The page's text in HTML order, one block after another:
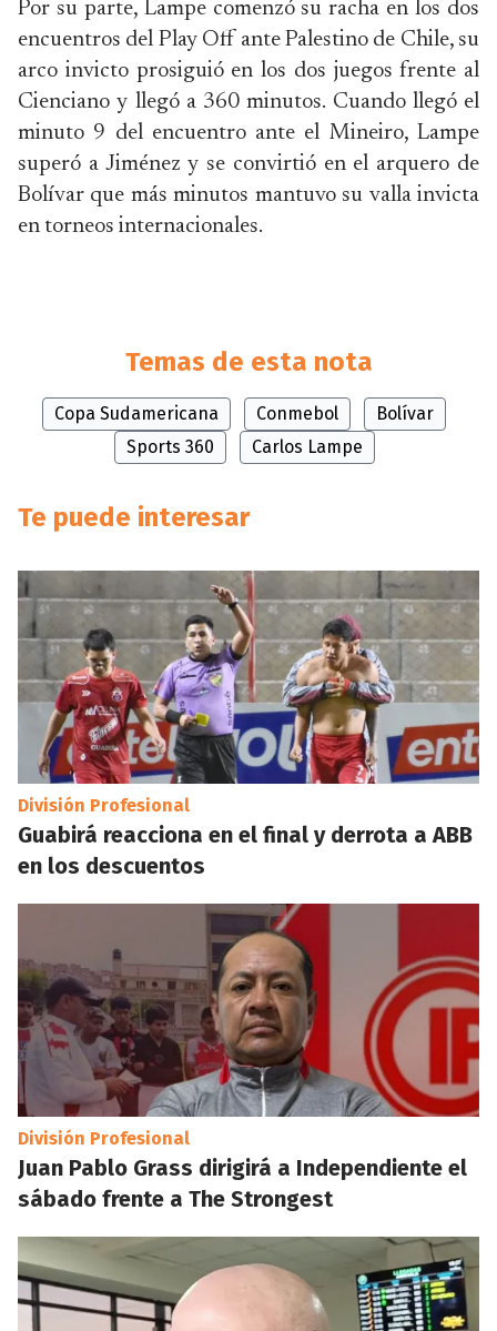
Por su parte, Lampe comenzó su racha en los dos
encuentros del Play Off ante Palestino de Chile, su
arco invicto prosiguió en los dos juegos frente al
Cienciano y llegó a 360 minutos. Cuando llegó el
minuto 9 del encuentro ante el Mineiro, Lampe
superó a Jiménez y se convirtió en el arquero de
Bolívar que más minutos mantuvo su valla invicta
en torneos internacionales.
Temas de esta nota
Copa Sudamericana Conmebol
Bolívar
Sports 360
Carlos Lampe
Te puede interesar
División Profesional
Guabirá reacciona en el final y derrota a ABB
en los descuentos
División Profesional
Juan Pablo Grass dirigirá a Independiente el
sábado frente a The Strongest